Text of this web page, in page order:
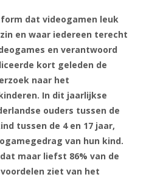
dat videogamen leuk
en waar iedereen terecht
en verantwoord
kort geleden de
naar het
In dit jaarlijkse
ouders tussen de
tussen de 4 en 17 jaar,
van hun kind.
maar liefst 86% van de
ziet van het